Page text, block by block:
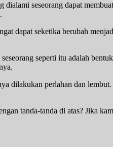
dialami seseorang dapat
dapat seketika berubah
seperti itu adalah
dilakukan perlahan dan
tanda-tanda di atas? Jika